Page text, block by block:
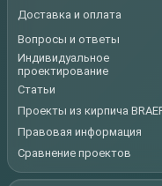
Доставка и оплата
Вопросы и ответы
Индивидуальное
проектирование
Статьи
Проекты из кирпича
Правовая информация
Сравнение проектов